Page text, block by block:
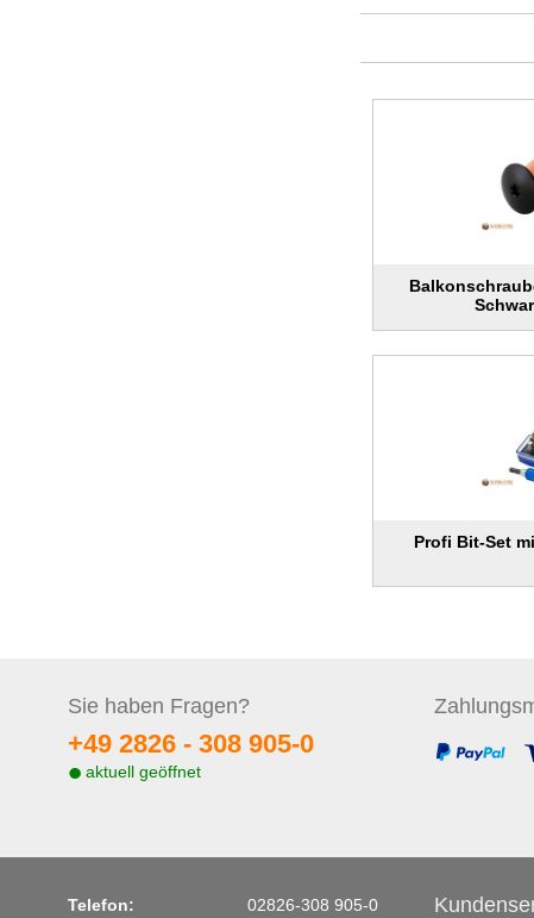
Profi Bit-Set
Sie haben Fragen?
+49 2826 - 308 905-0
aktuell geöffnet
Zahlungs
Telefon: 02826-308 905-0